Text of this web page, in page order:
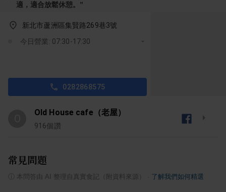
適，適合放鬆休憩。 ”
新北市蘆洲區集賢路269巷3號
今日營業: 07:30-17:30
0282868575
Old House cafe（老屋）
916個讚
常見問題
本問答由 AI 整理自真實食記（附資料來源） 了解我們如何精選